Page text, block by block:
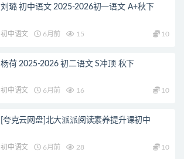
刘璐 初中语文 2025-2026初一语文 A+秋下
初中语文 6月前 15 10
杨荷 2025-2026 初二语文 S冲顶 秋下
初中语文 6月前 16 10
[夸克云网盘]北大派派阅读素养提升课初中
初中语文 6月前 28 10